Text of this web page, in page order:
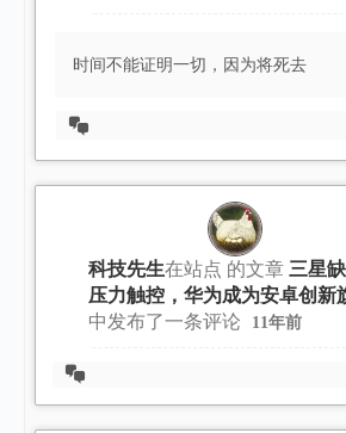
时间不能证明一切，因为将死去
话
科技先生在站点 的文章 三星
压力触控，华为成为安卓创新
中发布了一条评论
11年前